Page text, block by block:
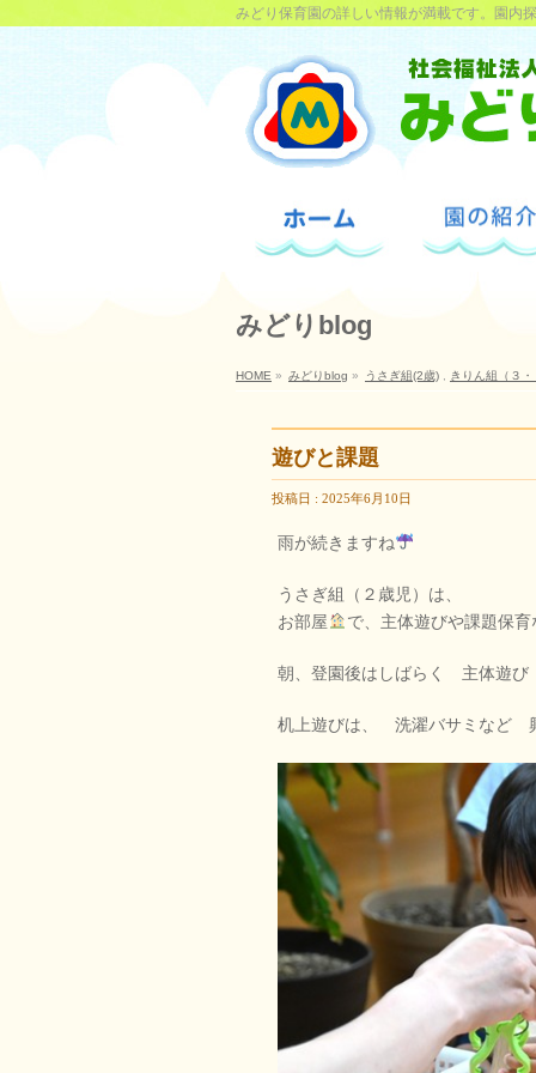
みどり保育園の詳しい情報が満載です。園内
みどりblog
HOME » みどりblog » うさぎ組(2歳) きりん組（３
遊びと課題
投稿日 : 2025年6月10日
雨が続きますね
うさぎ組（２歳児）は、
お部屋
で、主体遊びや課題保
朝、登園後はしばらく 主体遊び
机上遊びは、 洗濯バサミなど